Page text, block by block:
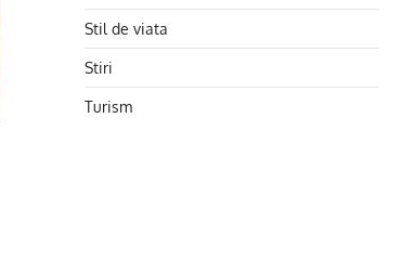
Stil de viata
Stiri
Turism